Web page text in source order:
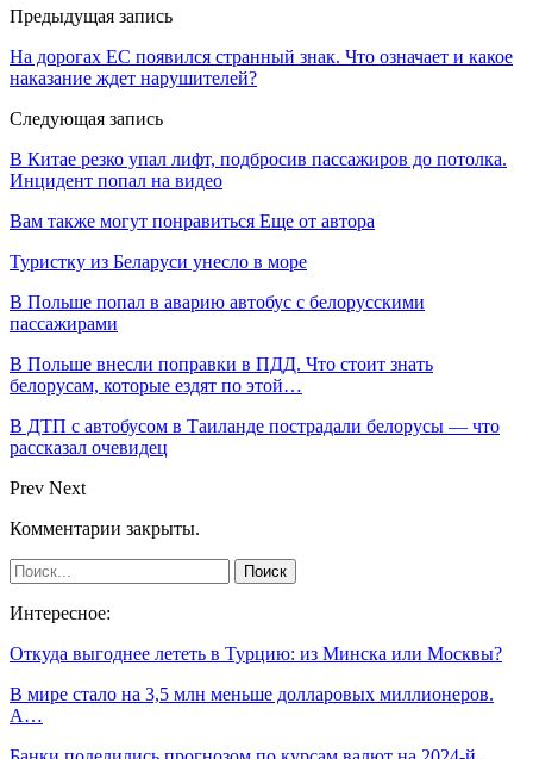
Предыдущая запись
На дорогах ЕС появился странный знак. Что означает и какое
наказание ждет нарушителей?
Следующая запись
В Китае резко упал лифт, подбросив пассажиров до потолка.
Инцидент попал на видео
Вам также могут понравиться Еще от автора
Туристку из Беларуси унесло в море
В Польше попал в аварию автобус с белорусскими
пассажирами
В Польше внесли поправки в ПДД. Что стоит знать
белорусам, которые ездят по этой…
В ДТП с автобусом в Таиланде пострадали белорусы — что
рассказал очевидец
Prev Next
Комментарии закрыты.
Интересное:
Откуда выгоднее лететь в Турцию: из Минска или Москвы?
В мире стало на 3,5 млн меньше долларовых миллионеров.
А…